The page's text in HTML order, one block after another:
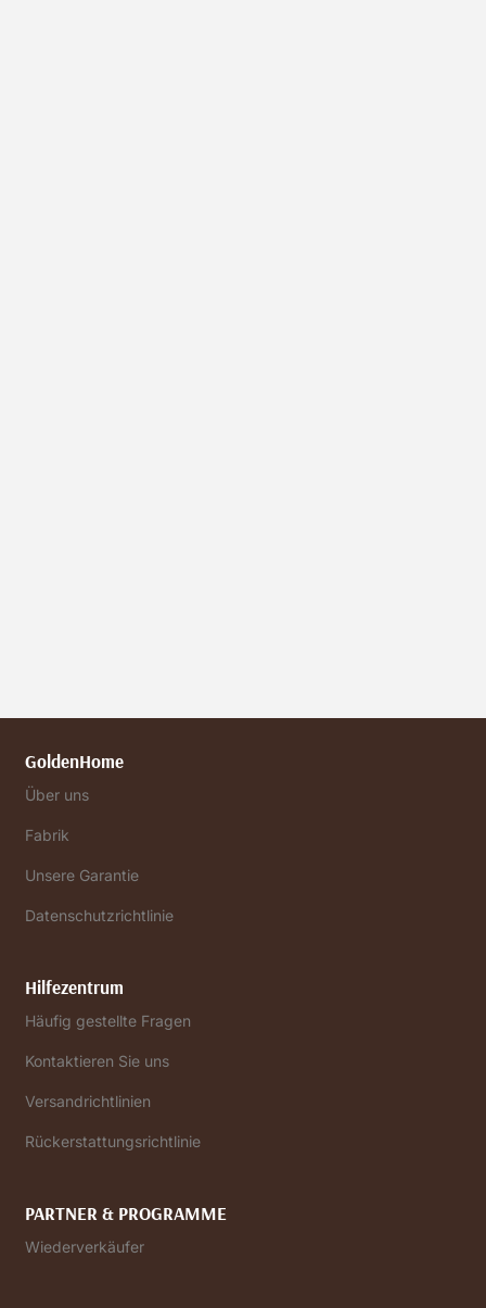
GoldenHome
Über uns
Fabrik
Unsere Garantie
Datenschutzrichtlinie
Hilfezentrum
Häufig gestellte Fragen
Kontaktieren Sie uns
Versandrichtlinien
Rückerstattungsrichtlinie
PARTNER & PROGRAMME
Wiederverkäufer